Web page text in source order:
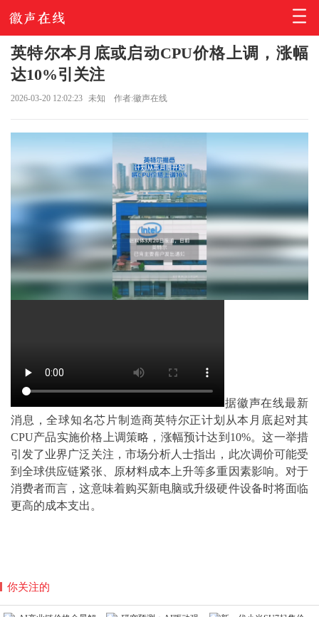
英特尔本月底或启动CPU价格上调，涨幅
达10%引关注
2026-03-20 12:02:23 未知 作者:徽声在线
据徽声在线最新
消息，全球知名芯片制造商英特尔正计划从本月底起对其
CPU产品实施价格上调策略，涨幅预计达到10%。这一举措
引发了业界广泛关注，市场分析人士指出，此次调价可能受
到全球供应链紧张、原材料成本上升等多重因素影响。对于
消费者而言，这意味着购买新电脑或升级硬件设备时将面临
更高的成本支出。
你关注的